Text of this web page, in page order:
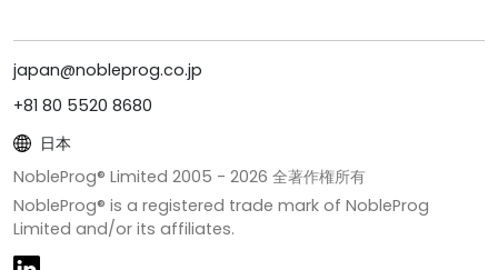
japan@nobleprog.co.jp
+81 80 5520 8680
日本
NobleProg® Limited 2005 - 2026 全著作権所有
NobleProg® is a registered trade mark of NobleProg
Limited and/or its affiliates.